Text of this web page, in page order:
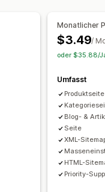
Monatlicher
$3.49/
oder $35.88/
Umfasst
Produktseite
Blog- &
Seite
XML-
HTML-
Priority-